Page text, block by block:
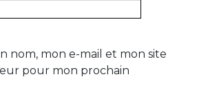
nom, mon e-mail et mon site
pour mon prochain